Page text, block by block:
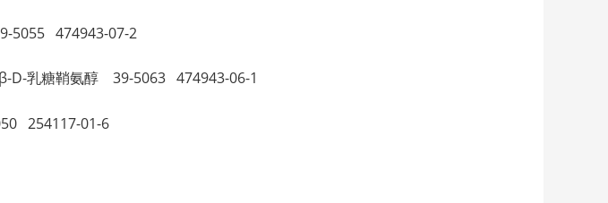
5055 474943-07-2
乳糖鞘氨醇 39-5063 474943-06-1
254117-01-6